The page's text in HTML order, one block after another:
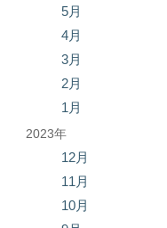
5月
4月
3月
2月
1月
2023年
12月
11月
10月